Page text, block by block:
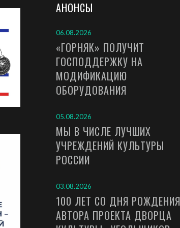
АНОНСЫ
06.08.2026
«ГОРНЯК» ПОЛУЧИТ
ГОСПОДДЕРЖКУ НА
МОДИФИКАЦИЮ
ОБОРУДОВАНИЯ
05.08.2026
МЫ В ЧИСЛЕ ЛУЧШИХ
УЧРЕЖДЕНИЙ КУЛЬТУРЫ
РОССИИ
03.08.2026
100 ЛЕТ СО ДНЯ РОЖДЕНИЯ
АВТОРА ПРОЕКТА ДВОРЦА